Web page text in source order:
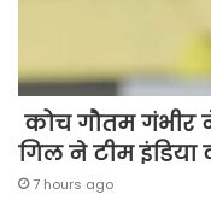
कोच गौतम गंभीर
गिल ने टीम
7 hours ago